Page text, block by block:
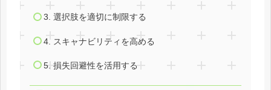
3. 選択肢を適切に制限する
4. スキャナビリティを高める
5. 損失回避性を活用する